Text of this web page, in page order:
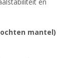
mantel)